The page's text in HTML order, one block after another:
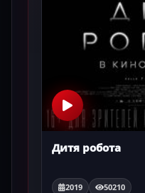
Дитя робота
2019 50210